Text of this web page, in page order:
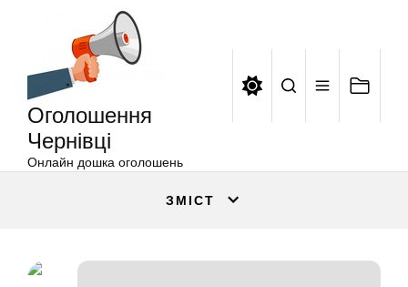
Оголошення
Чернівці
Онлайн дошка оголошень
ЗМІСТ